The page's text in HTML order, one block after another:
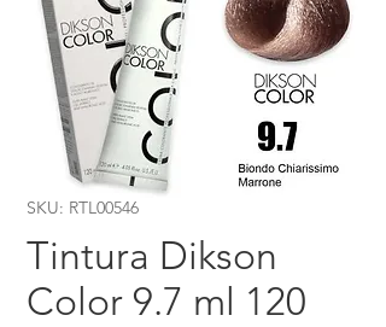
SKU: RTL00546
Tintura Dikson
Color 9.7 ml 120